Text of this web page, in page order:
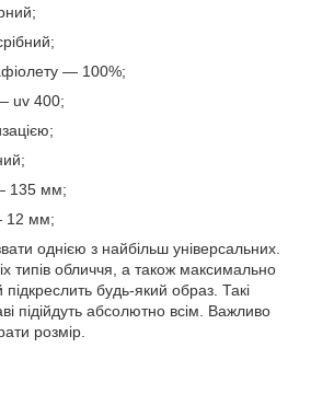
— 100%;
uv 400;
135 мм;
12 мм;
однією з найбільш універсальних.
типів обличчя, а також максимально
будь-який образ. Такі
підійдуть абсолютно всім. Важливо
розмір.